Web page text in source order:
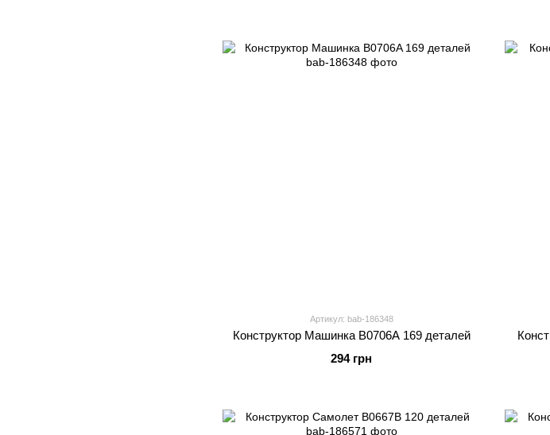
Артикул: bab-186348
Конструктор Машинка B0706A 169 деталей
294 грн